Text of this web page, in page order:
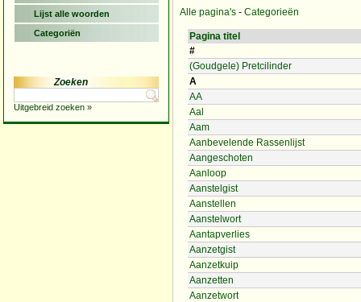
Lijst alle woorden
Categoriën
Zoeken
Uitgebreid zoeken »
Alle pagina's - Categorieën
Pagina titel
#
(Goudgele) Pretcilinder
A
AA
Aal
Aam
Aanbevelende Rassenlijst
Aangeschoten
Aanloop
Aanstelgist
Aanstellen
Aanstelwort
Aantapverlies
Aanzetgist
Aanzetkuip
Aanzetten
Aanzetwort